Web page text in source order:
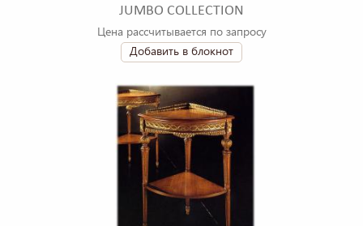
JUMBO COLLECTION
Цена рассчитывается по запросу
Добавить в блокнот